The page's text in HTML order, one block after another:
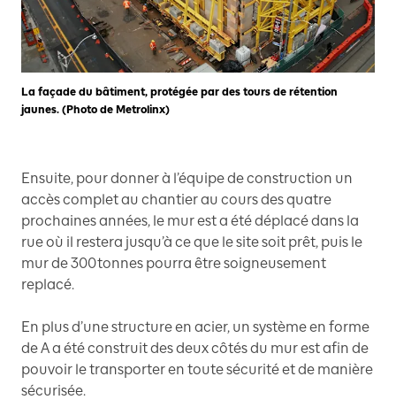
La façade du bâtiment, protégée par des tours de rétention
jaunes. (Photo de Metrolinx)
Ensuite, pour donner à l’équipe de construction un
accès complet au chantier au cours des quatre
prochaines années, le mur est a été déplacé dans la
rue où il restera jusqu’à ce que le site soit prêt, puis le
mur de 300 tonnes pourra être soigneusement
replacé.
En plus d’une structure en acier, un système en forme
de A a été construit des deux côtés du mur est afin de
pouvoir le transporter en toute sécurité et de manière
sécurisée.